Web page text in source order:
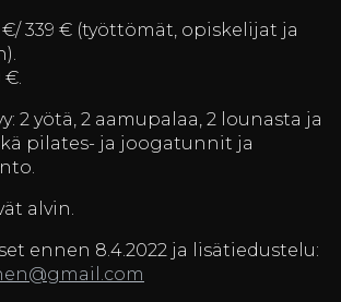
€/ 339 € (työttömät, opiskelijat ja
€.
2 yötä, 2 aamupalaa, 2 lounasta ja
pilates- ja joogatunnit ja
alvin.
ennen 8.4.2022 ja lisätiedustelu: